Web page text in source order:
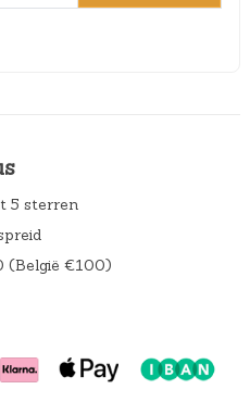
5 sterren
(België €100)